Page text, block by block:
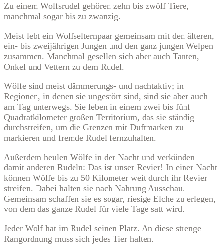
Zu einem Wolfsrudel gehören zehn bis zwölf Tiere,
manchmal sogar bis zu zwanzig.
Meist lebt ein Wolfselternpaar gemeinsam mit den älteren,
ein- bis zweijährigen Jungen und den ganz jungen Welpen
zusammen. Manchmal gesellen sich aber auch Tanten,
Onkel und Vettern zu dem Rudel.
Wölfe sind meist dämmerungs- und nachtaktiv; in
Regionen, in denen sie ungestört sind, sind sie aber auch
am Tag unterwegs. Sie leben in einem zwei bis fünf
Quadratkilometer großen Territorium, das sie ständig
durchstreifen, um die Grenzen mit Duftmarken zu
markieren und fremde Rudel fernzuhalten.
Außerdem heulen Wölfe in der Nacht und verkünden
damit anderen Rudeln: Das ist unser Revier! In einer Nacht
können Wölfe bis zu 50 Kilometer weit durch ihr Revier
streifen. Dabei halten sie nach Nahrung Ausschau.
Gemeinsam schaffen sie es sogar, riesige Elche zu erlegen,
von dem das ganze Rudel für viele Tage satt wird.
Jeder Wolf hat im Rudel seinen Platz. An diese strenge
Rangordnung muss sich jedes Tier halten.